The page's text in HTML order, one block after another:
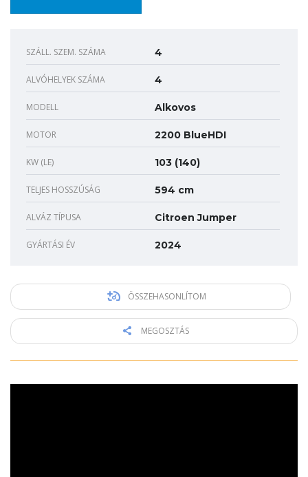
SZÁLL. SZEM. SZÁMA 4
ALVÓHELYEK SZÁMA 4
MODELL Alkovos
MOTOR 2200 BlueHDI
KW (LE) 103 (140)
TELJES HOSSZÚSÁG 594 cm
ALVÁZ TÍPUSA Citroen Jumper
GYÁRTÁSI ÉV 2024
ÖSSZEHASONLÍTOM
MEGOSZTÁS